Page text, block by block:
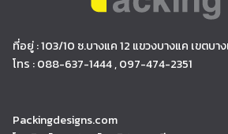
ที่อยู่ : 103/10 ซ.บางแค 12 แขวงบางแค เขตบา
โทร : 088-637-1444 , 097-474-2351
Packingdesigns.com